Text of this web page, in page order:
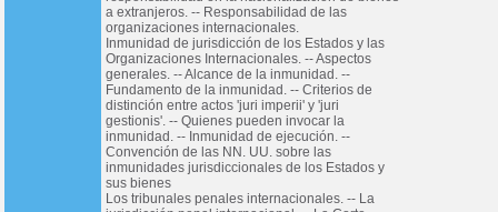
a extranjeros. -- Responsabilidad de las
organizaciones internacionales.
Inmunidad de jurisdicción de los Estados y las
Organizaciones Internacionales. -- Aspectos
generales. -- Alcance de la inmunidad. --
Fundamento de la inmunidad. -- Criterios de
distinción entre actos 'juri imperii' y 'juri
gestionis'. -- Quienes pueden invocar la
inmunidad. -- Inmunidad de ejecución. --
Convención de las NN. UU. sobre las
inmunidades jurisdiccionales de los Estados y
sus bienes
Los tribunales penales internacionales. -- La